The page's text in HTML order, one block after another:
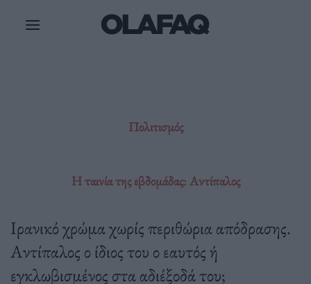
Πολιτισμός
Η ταινία της εβδομάδας: Αντίπαλος
Ιρανικό χρώμα χωρίς περιθώρια απόδρασης.
Αντίπαλος ο ίδιος του ο εαυτός ή
εγκλωβισμένος στα αδιέξοδά του;